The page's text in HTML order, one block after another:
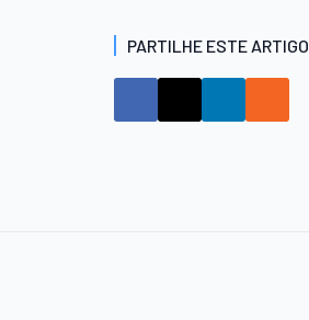
PARTILHE ESTE ARTIGO